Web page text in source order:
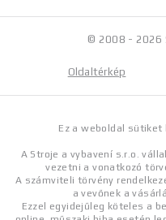
© 2008 - 2026
Oldaltérkép
Ez a weboldal
A Stroje a vybavení s.r.o.
vezetni a vonatkozó
A számviteli törvény
a vevőnek a
Ezzel egyidejűleg köteles a